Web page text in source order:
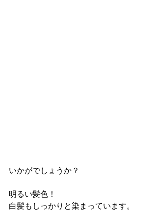
いかがでしょうか？
明るい髪色！
白髪もしっかりと染まっています。